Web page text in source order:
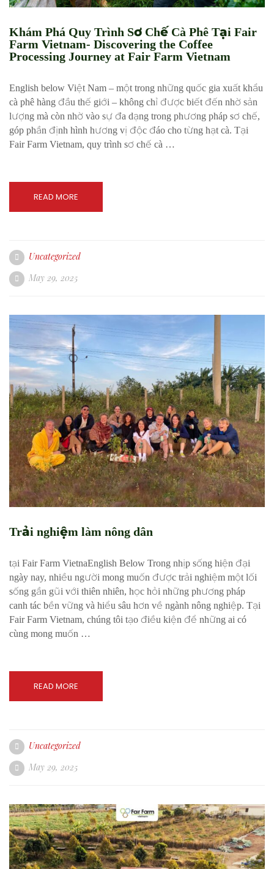
Khám Phá Quy Trình Sơ Chế Cà Phê Tại Fair
Farm Vietnam- Discovering the Coffee
Processing Journey at Fair Farm Vietnam
English below Việt Nam – một trong những quốc gia xuất khẩu
cà phê hàng đầu thế giới – không chỉ được biết đến nhờ sản
lượng mà còn nhờ vào sự đa dạng trong phương pháp sơ chế,
góp phần định hình hương vị độc đáo cho từng hạt cà. Tại
Fair Farm Vietnam, quy trình sơ chế cà …
READ MORE
Uncategorized
May 29, 2025
Trải nghiệm làm nông dân
tại Fair Farm VietnaEnglish Below Trong nhịp sống hiện đại
ngày nay, nhiều người mong muốn được trải nghiệm một lối
sống gần gũi với thiên nhiên, học hỏi những phương pháp
canh tác bền vững và hiểu sâu hơn về ngành nông nghiệp. Tại
Fair Farm Vietnam, chúng tôi tạo điều kiện để những ai có
cùng mong muốn …
READ MORE
Uncategorized
May 29, 2025